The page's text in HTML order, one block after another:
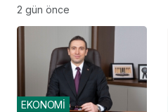
çeyreğinde olumlu
performansını
2 gün önce
EKONOMİ